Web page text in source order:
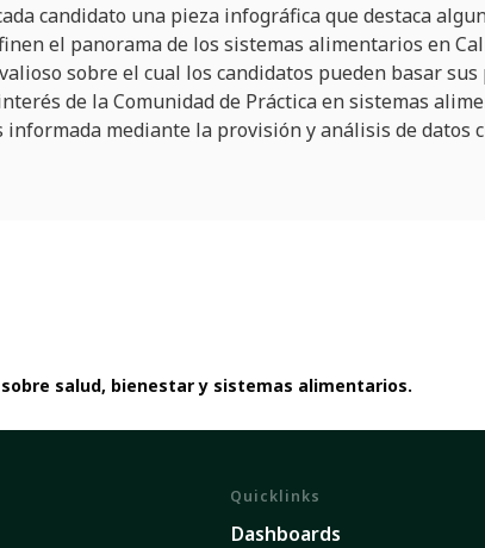
candidato una pieza infográfica que destaca
el panorama de los sistemas alimentarios en
sobre el cual los candidatos pueden basar
de la Comunidad de Práctica en sistemas
mediante la provisión y análisis de datos
salud, bienestar y sistemas alimentarios.
Quicklinks
Dashboards